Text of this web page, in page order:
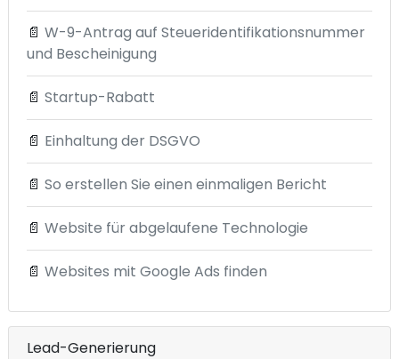
📄 W-9-Antrag auf Steueridentifikationsnummer
und Bescheinigung
📄 Startup-Rabatt
📄 Einhaltung der DSGVO
📄 So erstellen Sie einen einmaligen Bericht
📄 Website für abgelaufene Technologie
📄 Websites mit Google Ads finden
Lead-Generierung